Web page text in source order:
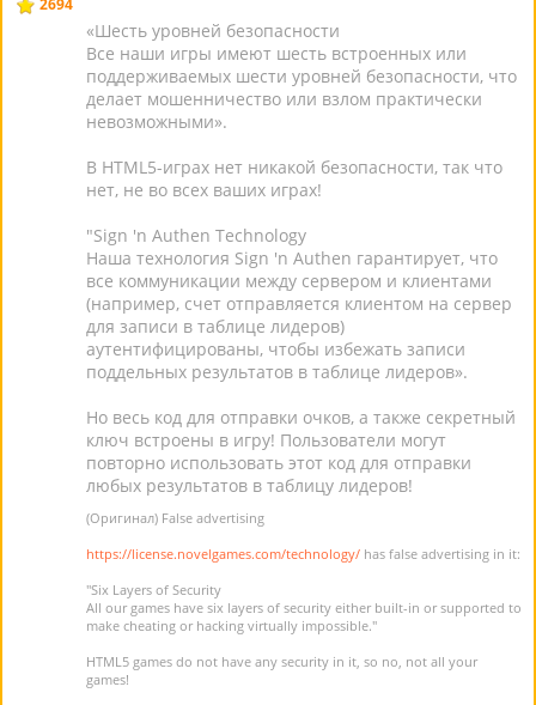
2694
«Шесть уровней безопасности
Все наши игры имеют шесть встроенных или
поддерживаемых шести уровней безопасности, что
делает мошенничество или взлом практически
невозможными».
В HTML5-играх нет никакой безопасности, так что
нет, не во всех ваших играх!
"Sign 'n Authen Technology
Наша технология Sign 'n Authen гарантирует, что
все коммуникации между сервером и клиентами
(например, счет отправляется клиентом на сервер
для записи в таблице лидеров)
аутентифицированы, чтобы избежать записи
поддельных результатов в таблице лидеров».
Но весь код для отправки очков, а также секретный
ключ встроены в игру! Пользователи могут
повторно использовать этот код для отправки
любых результатов в таблицу лидеров!
(Оригинал) False advertising
https://license.novelgames.com/technology/ has false advertising in it:
"Six Layers of Security
All our games have six layers of security either built-in or supported to
make cheating or hacking virtually impossible."
HTML5 games do not have any security in it, so no, not all your
games!